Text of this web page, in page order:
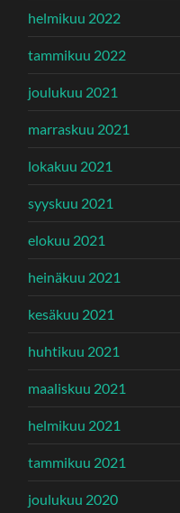
helmikuu 2022
tammikuu 2022
joulukuu 2021
marraskuu 2021
lokakuu 2021
syyskuu 2021
elokuu 2021
heinäkuu 2021
kesäkuu 2021
huhtikuu 2021
maaliskuu 2021
helmikuu 2021
tammikuu 2021
joulukuu 2020